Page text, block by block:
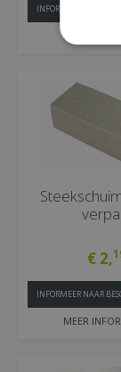
MEER
INFORMEER NAAR
€ 2,
MEER
INFORMEER NAAR